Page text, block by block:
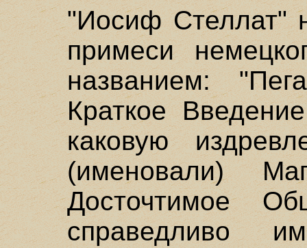
"Иосиф Стеллат"
примеси
названием:
Краткое
каковую
(именовали)
Досточтимое
справедливо